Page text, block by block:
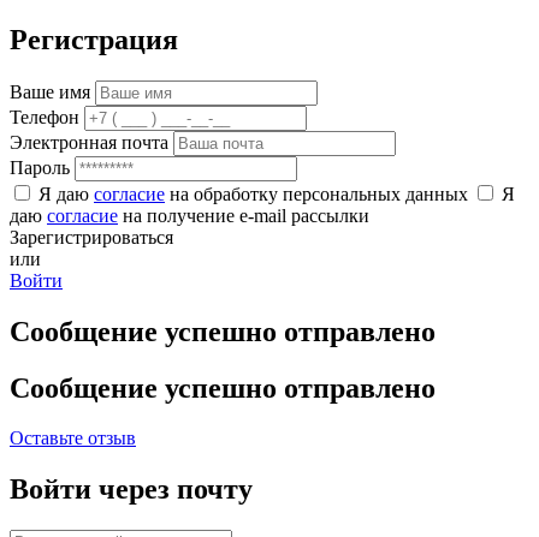
Регистрация
Ваше имя
Телефон
Электронная почта
Пароль
Я даю согласие на обработку персональных данных
Я
даю согласие на получение e-mail рассылки
Зарегистрироваться
или
Войти
Сообщение успешно отправлено
Сообщение успешно отправлено
Оставьте отзыв
Войти через почту